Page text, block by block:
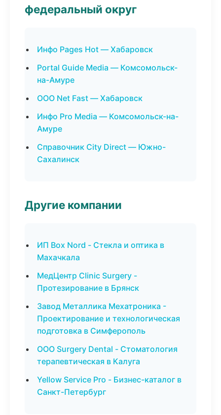
федеральный округ
Инфо Pages Hot — Хабаровск
Portal Guide Media — Комсомольск-
на-Амуре
ООО Net Fast — Хабаровск
Инфо Pro Media — Комсомольск-на-
Амуре
Справочник City Direct — Южно-
Сахалинск
Другие компании
ИП Box Nord - Стекла и оптика в
Махачкала
МедЦентр Clinic Surgery -
Протезирование в Брянск
Завод Металлика Мехатроника -
Проектирование и технологическая
подготовка в Симферополь
ООО Surgery Dental - Стоматология
терапевтическая в Калуга
Yellow Service Pro - Бизнес-каталог в
Санкт-Петербург